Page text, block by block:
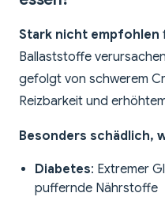
Stark nicht empfohlen
Ballaststoffe
gefolgt von schwerem
Reizbarkeit und
Besonders schädlich,
Diabetes: Extremer
puffernde Nährstoffe